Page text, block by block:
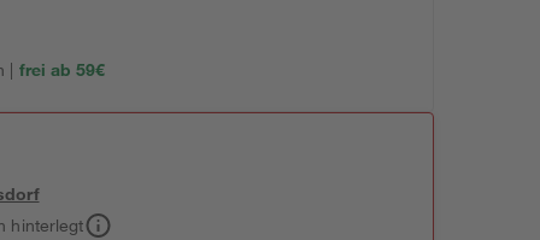
| frei ab 59€
hinterlegt